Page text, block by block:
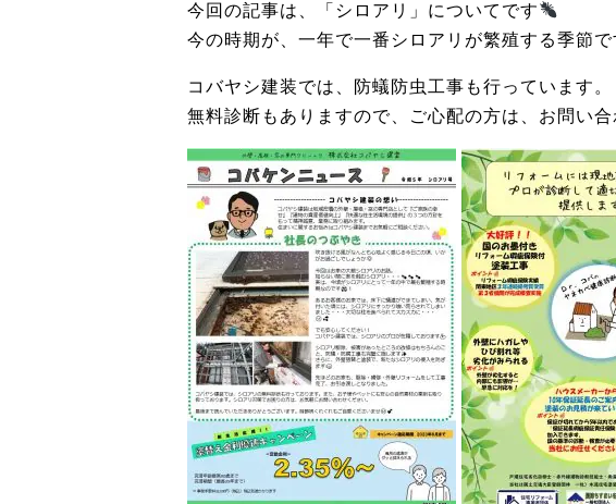
今回の記事は、「シロアリ」についてです
今の時期が、一年で一番シロアリが繁殖する季節で
コバヤシ建装では、防蟻防虫工事も行っています。
無料診断もありますので、ご心配の方は、お問い